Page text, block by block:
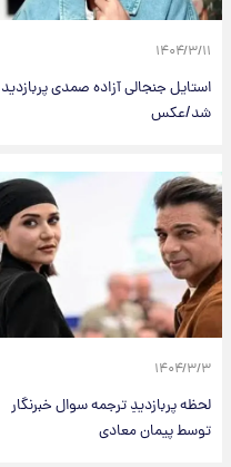
۱۴۰۴/۳/۱۱
استایل جنجالی آزاده صمدی پربازدید
شد/عکس
۱۴۰۴/۳/۳
لحظه پربازدیدِ ترجمه سوال خبرنگار
توسط پیمان معادی